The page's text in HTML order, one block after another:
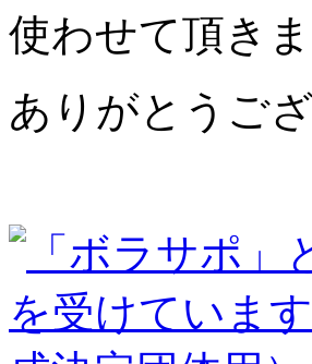
使わせて頂きま
ありがとうご